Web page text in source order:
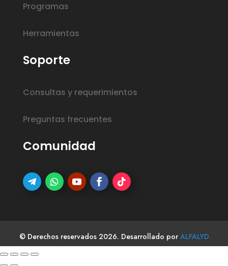
Programas
Herramientas
Soporte
Consultas y requerimientos
Preguntas frecuentes
Comunidad
© Derechos reservados 2026. Desarrollado por ALFALYD